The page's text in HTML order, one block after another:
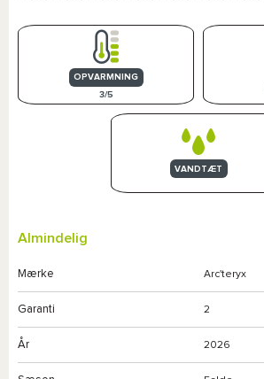
OPVARMNING
3/5
VANDTÆT
Almindelig
Mærke Arc'teryx
Garanti 2
År 2026